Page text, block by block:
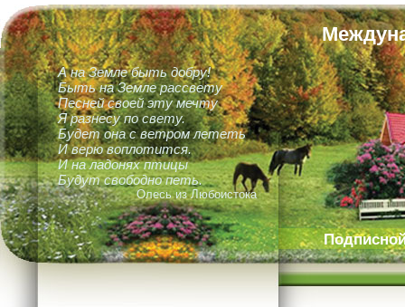
А на Земле быть добру!
Быть на Земле рассвету
Песней своей эту мечту
Я разнесу по свету.
Будет она с ветром лететь
И верю воплотится.
И на ладонях птицы
Будут свободно петь.
Олесь из Любоистока